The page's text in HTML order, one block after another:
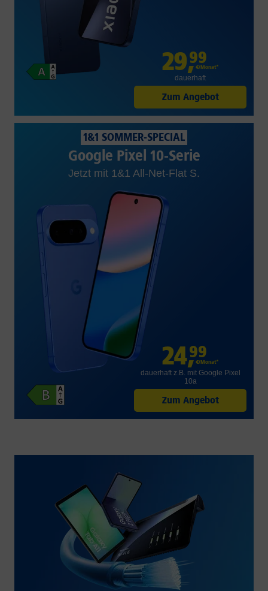
29,
99
€/Monat*
dauerhaft
Zum Angebot
1&1 SOMMER-SPECIAL
Google Pixel 10-Serie
Jetzt mit 1&1 All-Net-Flat S.
24,99
€/Monat*
dauerhaft z.B. mit Google Pixel
10a
Zum Angebot